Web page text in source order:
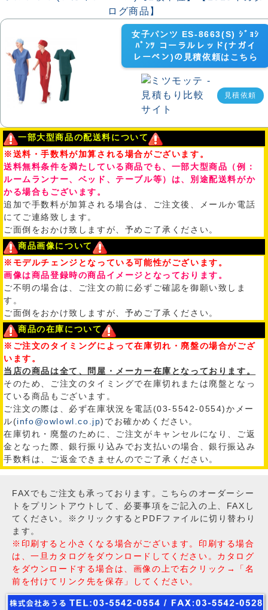
女子パンツ ES-8663(S) ｼﾞｮｼ
ﾊﾟﾝﾂ コーラルレッド(ナガイ
レーベン)の見積依頼はこちら
見積依頼
一部大型商品の配送料について
※送料・手数料が加算される場合がございます。
送料無料条件を満たしている商品でも、一部大型商品（例：
ルームランナー、ベッド、テーブル等）は、別途配送料がか
かる場合もございます。
追加で手数料が加算される場合は、ご注文後、メールか電話
にてご連絡致します。
ご面倒をおかけ致しますが、予めご了承ください。
商品画像について
※モデルチェンジとなっている可能性がございます。
画像は商品登録時の商品イメージとなっております。
ご不明の場合は、ご注文の前に必ずご確認を御願い致しま
す。
ご面倒をおかけ致しますが、予めご了承ください。
商品の在庫について
※ご注文のタイミングによって在庫切れ・廃盤の場合がござ
います。
当店の商品は全て、問屋・メーカー在庫となっております。
そのため、ご注文のタイミングで在庫切れまたは廃盤となっ
ている商品もございます。
ご注文の際は、必ず在庫状況を電話(03-5542-0554)かメー
ル(info@owlowl.co.jp)でお確かめください。
在庫切れ・廃盤のために、ご注文がキャンセルになり、ご返
金となった際、銀行振り込みでお支払いの場合、銀行振込み
手数料は、ご返金できませんのでご了承ください。
FAXでもご注文も承っております。こちらのオーダーシー
トをプリントアウトして、必要事項をご記入の上、FAXし
てください。※クリックするとPDFファイルに切り替わり
ます。
※印刷すると小さくなる場合がございます。印刷する場合
は、一旦カタログをダウンロードしてください。カタログ
をダウンロードする場合は、画像の上で右クリック→「名
前を付けてリンク先を保存」してください。